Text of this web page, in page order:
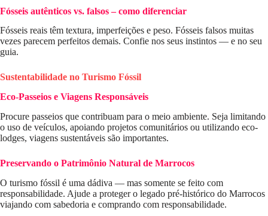
Fósseis autênticos vs. falsos – como diferenciar
Fósseis reais têm textura, imperfeições e peso. Fósseis falsos muitas
vezes parecem perfeitos demais. Confie nos seus instintos — e no seu
guia.
Sustentabilidade no Turismo Fóssil
Eco-Passeios e Viagens Responsáveis
Procure passeios que contribuam para o meio ambiente. Seja limitando
o uso de veículos, apoiando projetos comunitários ou utilizando eco-
lodges, viagens sustentáveis ​​são importantes.
Preservando o Patrimônio Natural de Marrocos
O turismo fóssil é uma dádiva — mas somente se feito com
responsabilidade. Ajude a proteger o legado pré-histórico do Marrocos
viajando com sabedoria e comprando com responsabilidade.